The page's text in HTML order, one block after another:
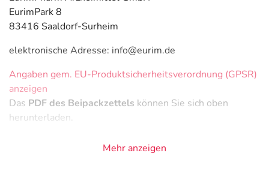
EurimPark 8
83416 Saaldorf-Surheim
elektronische Adresse: info@eurim.de
Angaben gem. EU-Produktsicherheitsverordnung (GPSR)
anzeigen
Das PDF des Beipackzettels können Sie sich oben
herunterladen.
Mehr anzeigen